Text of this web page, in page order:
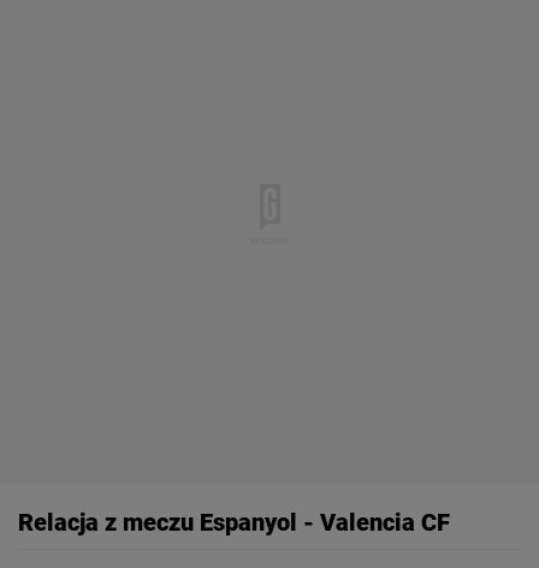
Relacja z meczu Espanyol - Valencia CF